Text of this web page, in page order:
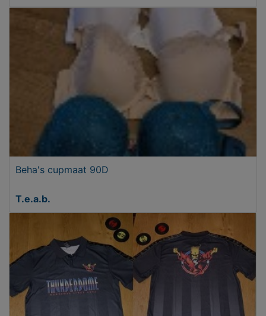
Beha's cupmaat 90D
T.e.a.b.